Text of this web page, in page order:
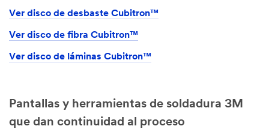
Ver disco de desbaste Cubitron™
Ver disco de fibra Cubitron™
Ver disco de láminas Cubitron™
Pantallas y herramientas de soldadura 3M
que dan continuidad al proceso